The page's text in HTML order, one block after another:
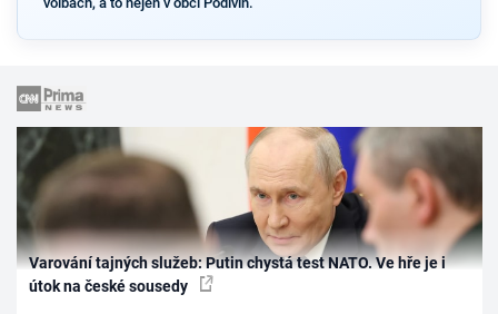
Varování tajných služeb: Putin chystá test NATO. Ve hře je i
útok na české sousedy